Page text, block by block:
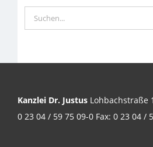
Suche
nach:
Kanzlei Dr. Justus Lohbachstraße
0 23 04 / 59 75 09-0 Fax: 0 23 04 /